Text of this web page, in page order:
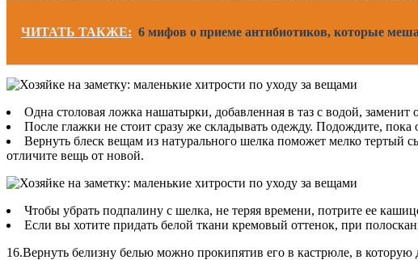
ЧИТАТЬ ТАКЖЕ: 6 мифов о приеме антибиотиков, которые
Одна столовая ложка нашатырки, добавленная в таз с водой, заменит
После глажки не стоит сразу же складывать одежду. Подождите,
Вернуть блеск вещам из натурального шелка поможет мелко тертый
отличите вещь от новой.
Чтобы убрать подпалину с шелка, не теряя времени, потрите ее
Если вы хотите придать белой ткани кремовый оттенок, при
16.Вернуть белизну белью можно прокипятив его в кастрюле, в